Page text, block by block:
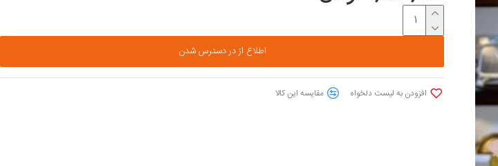
اطلاع از در دسترس شدن
افزودن به لیست دلخواه مقایسه این کالا